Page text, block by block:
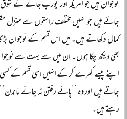
نوجوان ہیں جو امریکہ اور یورپ جانے کے
جاتے ہیں جو انہیں مختلف راستوں سے منزل
کمال دکھاتے ہیں۔ میں اس قسم کے نوجوان بڑی
بھی دیکھ چکا ہوں۔ ان میں سے بہت سے
اپنے پیسے کھرے کر کے انہیں اسی قسم کے کسی
جاتے ہیں اور وہ ’’پائے رفتن نہ جائے
رہتے ہیں۔